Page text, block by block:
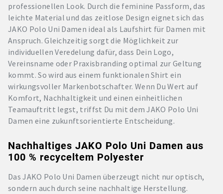
professionellen Look. Durch die feminine Passform, das
leichte Material und das zeitlose Design eignet sich das
JAKO Polo Uni Damen ideal als Laufshirt für Damen mit
Anspruch. Gleichzeitig sorgt die Möglichkeit zur
individuellen Veredelung dafür, dass Dein Logo,
Vereinsname oder Praxisbranding optimal zur Geltung
kommt. So wird aus einem funktionalen Shirt ein
wirkungsvoller Markenbotschafter. Wenn Du Wert auf
Komfort, Nachhaltigkeit und einen einheitlichen
Teamauftritt legst, triffst Du mit dem JAKO Polo Uni
Damen eine zukunftsorientierte Entscheidung.
Nachhaltiges JAKO Polo Uni Damen aus
100 % recyceltem Polyester
Das JAKO Polo Uni Damen überzeugt nicht nur optisch,
sondern auch durch seine nachhaltige Herstellung.